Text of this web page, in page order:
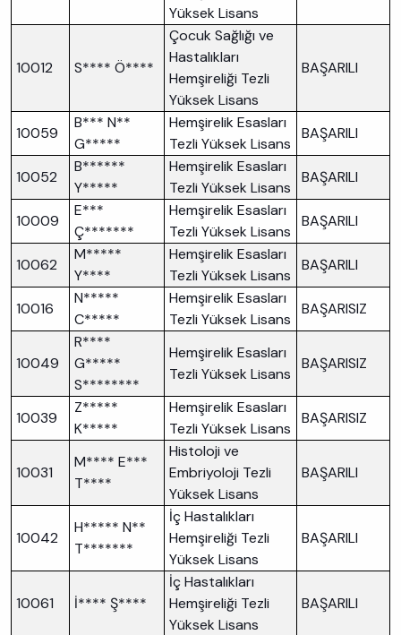
Yüksek Lisans
10012 S**** Ö****
Çocuk Sağlığı ve
Hastalıkları
Hemşireliği Tezli
Yüksek Lisans
BAŞARILI
10059
B*** N**
G*****
Hemşirelik Esasları
Tezli Yüksek Lisans
BAŞARILI
10052
B******
Y*****
Hemşirelik Esasları
Tezli Yüksek Lisans
BAŞARILI
10009
E***
Ç*******
Hemşirelik Esasları
Tezli Yüksek Lisans
BAŞARILI
10062
M*****
Y****
Hemşirelik Esasları
Tezli Yüksek Lisans
BAŞARILI
10016
N*****
C*****
Hemşirelik Esasları
Tezli Yüksek Lisans
BAŞARISIZ
10049
R****
G*****
S********
Hemşirelik Esasları
Tezli Yüksek Lisans
BAŞARISIZ
10039
Z*****
K*****
Hemşirelik Esasları
Tezli Yüksek Lisans
BAŞARISIZ
10031
M**** E***
T****
Histoloji ve
Embriyoloji Tezli
Yüksek Lisans
BAŞARILI
10042
H***** N**
T*******
İç Hastalıkları
Hemşireliği Tezli
Yüksek Lisans
BAŞARILI
10061 İ**** Ş****
İç Hastalıkları
Hemşireliği Tezli
Yüksek Lisans
BAŞARILI